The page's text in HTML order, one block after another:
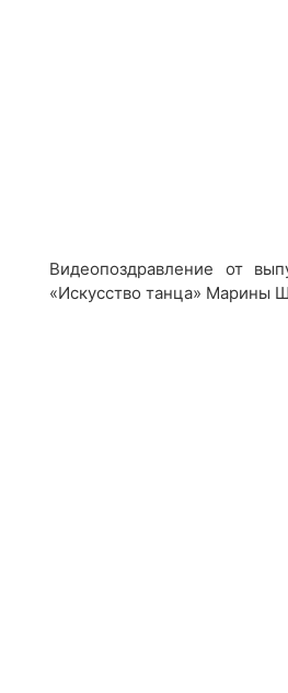
Видеопоздравление от
«Искусство танца» Марины